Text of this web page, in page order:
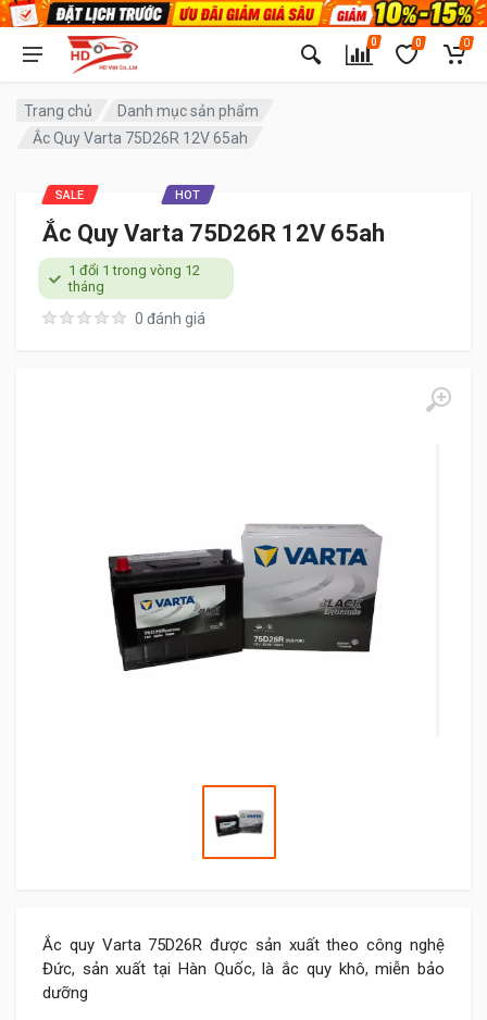
0 0 0
Trang chủ
Danh mục sản phẩm
Ắc Quy Varta 75D26R 12V 65ah
Ắc Quy Varta 75D26R 12V 65ah
0 đánh giá
1 đổi 1 trong vòng 12
tháng
Ắc quy Varta 75D26R được sản xuất theo công nghệ
Đức, sản xuất tại Hàn Quốc, là ắc quy khô, miễn bảo
dưỡng
SALE HOT